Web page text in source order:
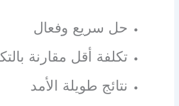
حل سريع وفعال
تكلفة أقل مقارنة
نتائج طويلة الأمد